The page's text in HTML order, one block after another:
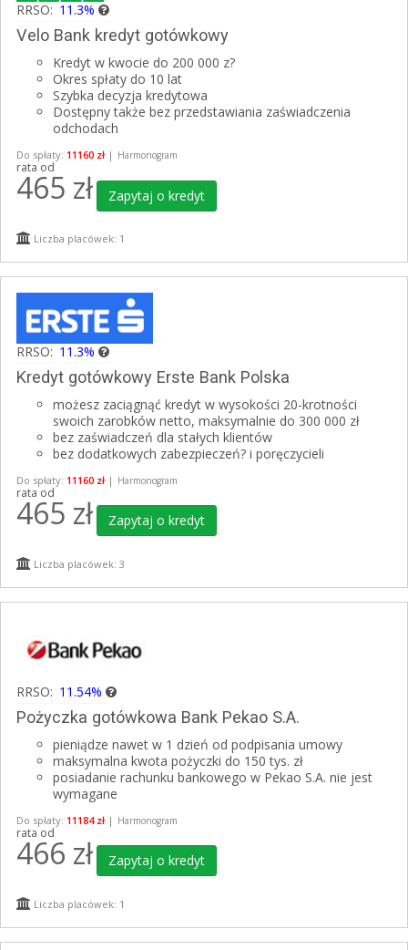
RRSO: 11.3%
Velo Bank kredyt gotówkowy
Kredyt w kwocie do 200 000 z?
Okres spłaty do 10 lat
Szybka decyzja kredytowa
Dostępny także bez przedstawiania zaświadczenia
odchodach
Do spłaty: 11160 zł | Harmonogram
rata od
465 zł Zapytaj o kredyt
Liczba placówek: 1
RRSO: 11.3%
Kredyt gotówkowy Erste Bank Polska
możesz zaciągnąć kredyt w wysokości 20-krotności
swoich zarobków netto, maksymalnie do 300 000 zł
bez zaświadczeń dla stałych klientów
bez dodatkowych zabezpieczeń? i poręczycieli
Do spłaty: 11160 zł | Harmonogram
rata od
465 zł Zapytaj o kredyt
Liczba placówek: 3
RRSO: 11.54%
Pożyczka gotówkowa Bank Pekao S.A.
pieniądze nawet w 1 dzień od podpisania umowy
maksymalna kwota pożyczki do 150 tys. zł
posiadanie rachunku bankowego w Pekao S.A. nie jest
wymagane
Do spłaty: 11184 zł | Harmonogram
rata od
466 zł Zapytaj o kredyt
Liczba placówek: 1